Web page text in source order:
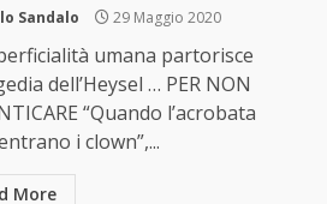
Sandalo 29 Maggio 2020
umana partorisce
dell’Heysel … PER NON
“Quando l’acrobata
i clown”,...
More